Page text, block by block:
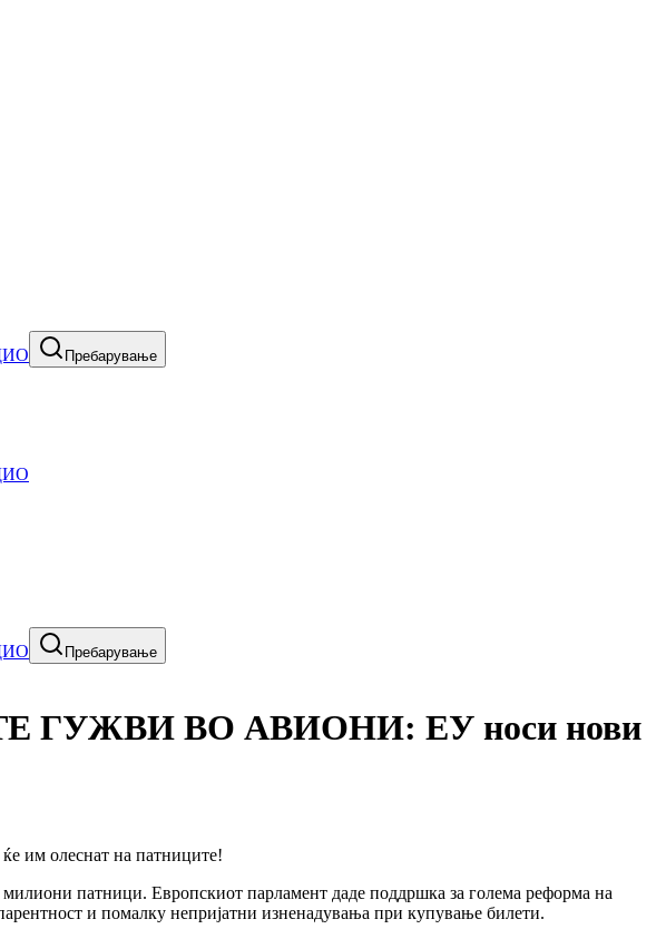
Пребарување
Пребарување
ВО АВИОНИ: ЕУ носи нови
патници. Европскиот парламент даде поддршка за голема реформа на
и помалку непријатни изненадувања при купување билети.